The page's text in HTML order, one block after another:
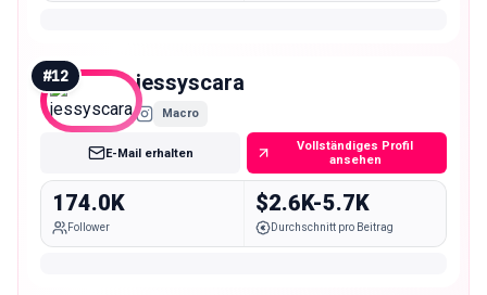
#12 jessyscara
Macro
E-Mail erhalten
Vollständiges Profil
ansehen
174.0K
Follower
$2.6K-5.7K
Durchschnitt pro Beitrag